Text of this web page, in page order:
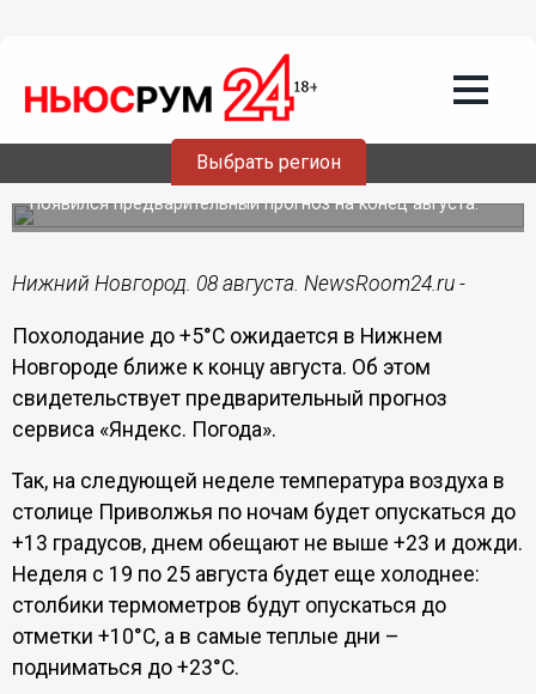
Выбрать регион
08.08.202416:34
Похолодание до +5 градусов идет в
Нижний Новгород
Появился предварительный прогноз на конец августа.
Нижний Новгород. 08 августа. NewsRoom24.ru -
Похолодание до +5°С ожидается в Нижнем
Новгороде ближе к концу августа. Об этом
свидетельствует предварительный прогноз
сервиса «Яндекс. Погода».
Так, на следующей неделе температура воздуха в
столице Приволжья по ночам будет опускаться до
+13 градусов, днем обещают не выше +23 и дожди.
Неделя с 19 по 25 августа будет еще холоднее:
столбики термометров будут опускаться до
отметки +10°С, а в самые теплые дни –
подниматься до +23°С.